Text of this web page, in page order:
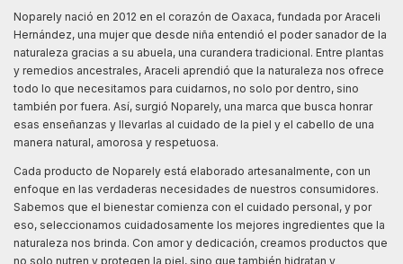
Noparely nació en 2012 en el corazón de Oaxaca, fundada por Araceli
Hernández, una mujer que desde niña entendió el poder sanador de la
naturaleza gracias a su abuela, una curandera tradicional. Entre plantas
y remedios ancestrales, Araceli aprendió que la naturaleza nos ofrece
todo lo que necesitamos para cuidarnos, no solo por dentro, sino
también por fuera. Así, surgió Noparely, una marca que busca honrar
esas enseñanzas y llevarlas al cuidado de la piel y el cabello de una
manera natural, amorosa y respetuosa.
Cada producto de Noparely está elaborado artesanalmente, con un
enfoque en las verdaderas necesidades de nuestros consumidores.
Sabemos que el bienestar comienza con el cuidado personal, y por
eso, seleccionamos cuidadosamente los mejores ingredientes que la
naturaleza nos brinda. Con amor y dedicación, creamos productos que
no solo nutren y protegen la piel, sino que también hidratan y